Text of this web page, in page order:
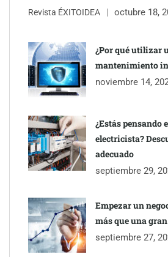
Jumpstart: EE.UU. redefine la
Revista ÉXITOIDEA octubre 18,
¿Por qué utilizar
mantenimiento
noviembre 14,
¿Estás pensando
electricista?
adecuado
septiembre 29,
Empezar un
más que una
septiembre 27,